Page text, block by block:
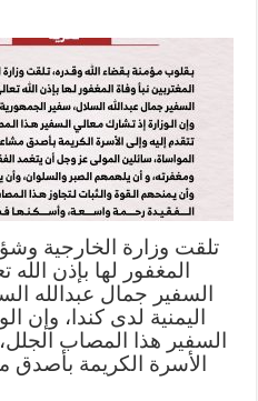
تلقت وزارة الخارجية
المغفور لها بإذن
السفير جمال عبدالله
اليمنية لدى كندا، وإن
السفير هذا المصاب الجلل،
الأسرة الكريمة بأصدق